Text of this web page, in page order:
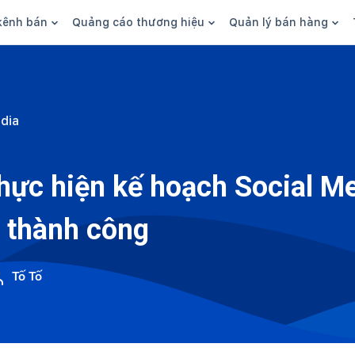
bán
social
sàn
Quảng cáo thương hiệu
Thương hiệu/Brand
Quản lý bán hàng
Tài chính
Nhân viên
hiện kế hoạch Social
công
Tố Tố